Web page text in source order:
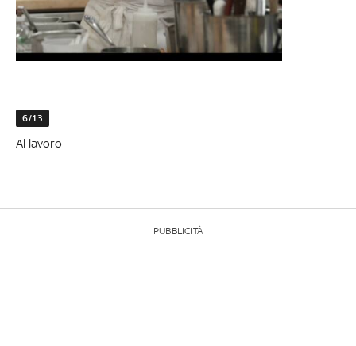
6/13
Al lavoro
PUBBLICITÀ